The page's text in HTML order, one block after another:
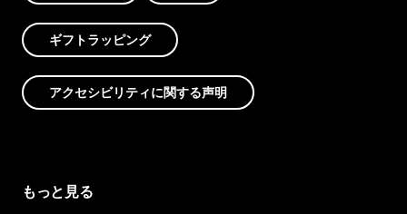
ギフトラッピング
アクセシビリティに関する声明
もっと見る